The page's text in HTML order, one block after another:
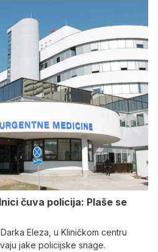
čuva policija: Plaše se
Eleza, u Kliničkom centru
jake policijske snage.